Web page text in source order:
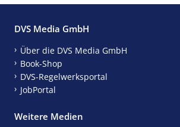
DVS Media GmbH
Über die DVS Media GmbH
Book-Shop
DVS-Regelwerksportal
JobPortal
Weitere Medien